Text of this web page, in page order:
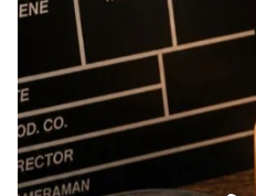
Recupera l'entrevista
tican News 👇
www.vaticannews.va/
07/carmina-historia-
espana-testimoni...
Foto